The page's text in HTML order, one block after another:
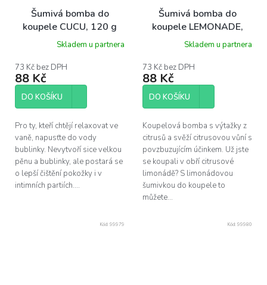
Šumivá bomba do
koupele CUCU, 120 g
Skladem u partnera
73 Kč bez DPH
88 Kč
DO KOŠÍKU
Pro ty, kteří chtějí relaxovat ve
vaně, napusťte do vody
bublinky. Nevytvoří sice velkou
pěnu a bublinky, ale postará se
o lepší čištění pokožky i v
intimních partiích....
Šumivá bomba do
koupele LEMONADE,
120 g
Skladem u partnera
73 Kč bez DPH
88 Kč
DO KOŠÍKU
Koupelová bomba s výtažky z
citrusů a svěží citrusovou vůní s
povzbuzujícím účinkem. Už jste
se koupali v obří citrusové
limonádě? S limonádovou
šumivkou do koupele to
můžete...
Kód: 99979 Kód: 99980